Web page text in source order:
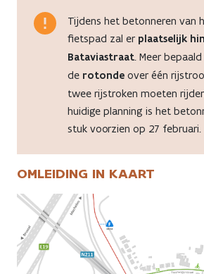
Tijdens het betonneren van
fietspad zal er plaatselijk
Bataviastraat. Meer
de rotonde over één
twee rijstroken moeten
huidige planning is het
stuk voorzien op 27 februari.
OMLEIDING IN KAART